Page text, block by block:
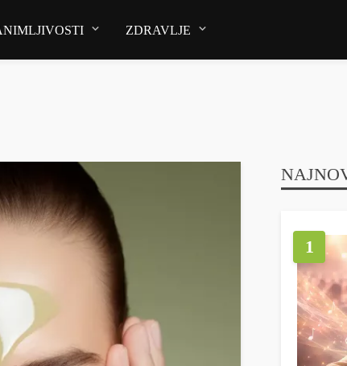
ZDRAVLJE
1